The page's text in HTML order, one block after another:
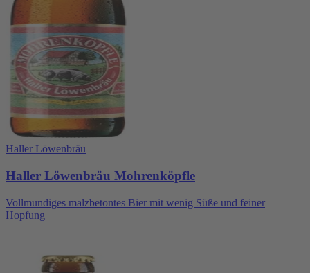
Haller Löwenbräu
Haller Löwenbräu Mohrenköpfle
Vollmundiges malzbetontes Bier mit wenig Süße und feiner
Hopfung